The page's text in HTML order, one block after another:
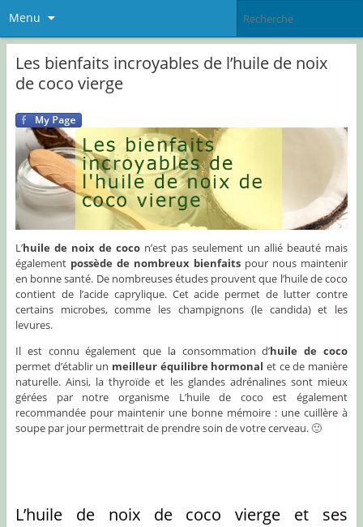
Menu
Les bienfaits incroyables de l’huile de noix
de coco vierge
L’huile de noix de coco n’est pas seulement un allié beauté mais
également possède de nombreux bienfaits pour nous maintenir
en bonne santé. De nombreuses études prouvent que l’huile de coco
contient de l’acide caprylique. Cet acide permet de lutter contre
certains microbes, comme les champignons (le candida) et les
levures.
Il est connu également que la consommation d’huile de coco
permet d’établir un meilleur équilibre hormonal et ce de manière
naturelle. Ainsi, la thyroïde et les glandes adrénalines sont mieux
gérées par notre organisme L’huile de coco est également
recommandée pour maintenir une bonne mémoire : une cuillère à
soupe par jour permettrait de prendre soin de votre cerveau. 🙂
L’huile de noix de coco vierge et ses